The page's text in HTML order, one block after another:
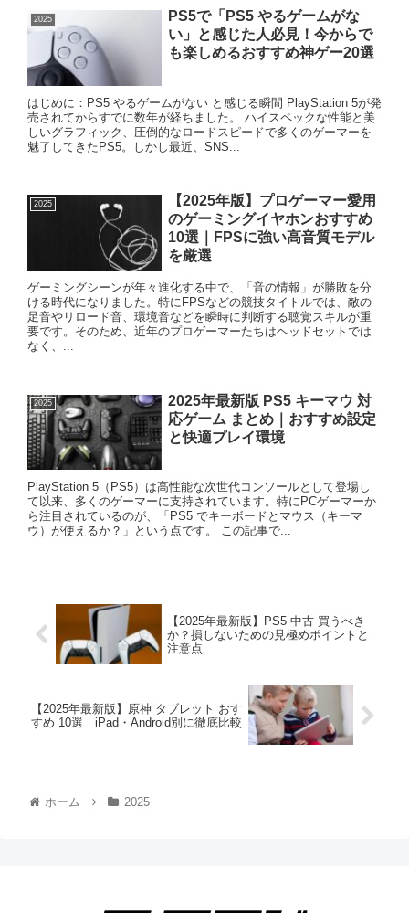
2025
PS5で「PS5 やるゲームがな
い」と感じた人必見！今からで
も楽しめるおすすめ神ゲー20選
はじめに：PS5 やるゲームがない と感じる瞬間 PlayStation 5が発
売されてからすでに数年が経ちました。 ハイスペックな性能と美
しいグラフィック、圧倒的なロードスピードで多くのゲーマーを
魅了してきたPS5。しかし最近、SNS...
2025
【2025年版】プロゲーマー愛用
のゲーミングイヤホンおすすめ
10選｜FPSに強い高音質モデル
を厳選
ゲーミングシーンが年々進化する中で、「音の情報」が勝敗を分
ける時代になりました。特にFPSなどの競技タイトルでは、敵の
足音やリロード音、環境音などを瞬時に判断する聴覚スキルが重
要です。そのため、近年のプロゲーマーたちはヘッドセットでは
なく、...
2025
2025年最新版 PS5 キーマウ 対
応ゲーム まとめ｜おすすめ設定
と快適プレイ環境
PlayStation 5（PS5）は高性能な次世代コンソールとして登場し
て以来、多くのゲーマーに支持されています。特にPCゲーマーか
ら注目されているのが、「PS5 でキーボードとマウス（キーマ
ウ）が使えるか？」という点です。 この記事で...
【2025年最新版】PS5 中古 買うべき
か？損しないための見極めポイントと
注意点
【2025年最新版】原神 タブレット おす
すめ 10選｜iPad・Android別に徹底比較
ホーム 2025